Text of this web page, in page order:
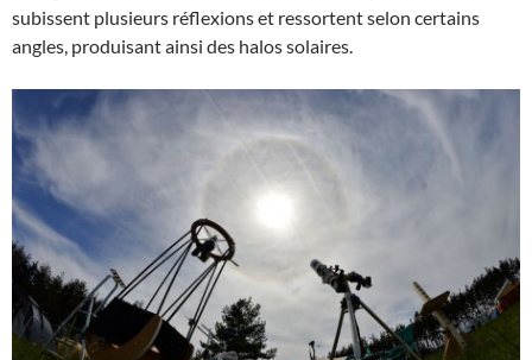
subissent plusieurs réflexions et ressortent selon certains
angles, produisant ainsi des halos solaires.